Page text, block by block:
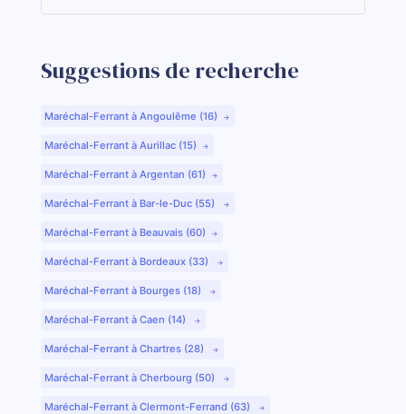
Suggestions de recherche
Maréchal-Ferrant à Angoulême (16)
Maréchal-Ferrant à Aurillac (15)
Maréchal-Ferrant à Argentan (61)
Maréchal-Ferrant à Bar-le-Duc (55)
Maréchal-Ferrant à Beauvais (60)
Maréchal-Ferrant à Bordeaux (33)
Maréchal-Ferrant à Bourges (18)
Maréchal-Ferrant à Caen (14)
Maréchal-Ferrant à Chartres (28)
Maréchal-Ferrant à Cherbourg (50)
Maréchal-Ferrant à Clermont-Ferrand (63)